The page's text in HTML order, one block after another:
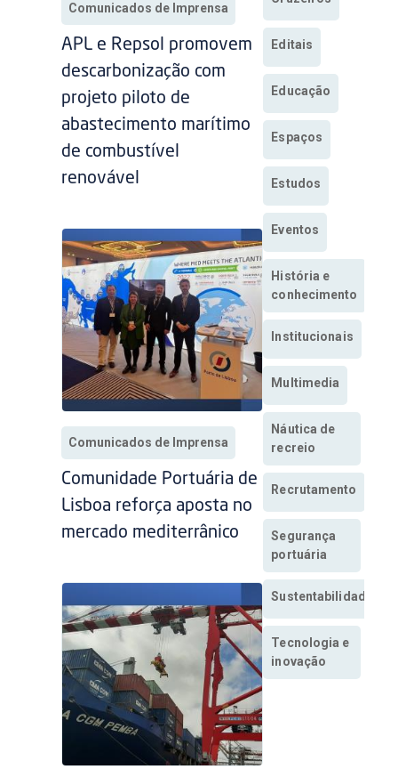
Comunicados de Imprensa
APL e Repsol promovem
descarbonização com
projeto piloto de
abastecimento marítimo
de combustível
renovável
Comunicados de Imprensa
Comunidade Portuária de
Lisboa reforça aposta no
mercado mediterrânico
Editais
Educação
Espaços
Estudos
Eventos
História e
conhecimento
Institucionais
Multimedia
Náutica de
recreio
Recrutamento
Segurança
portuária
Sustentabilidade
Tecnologia e
inovação